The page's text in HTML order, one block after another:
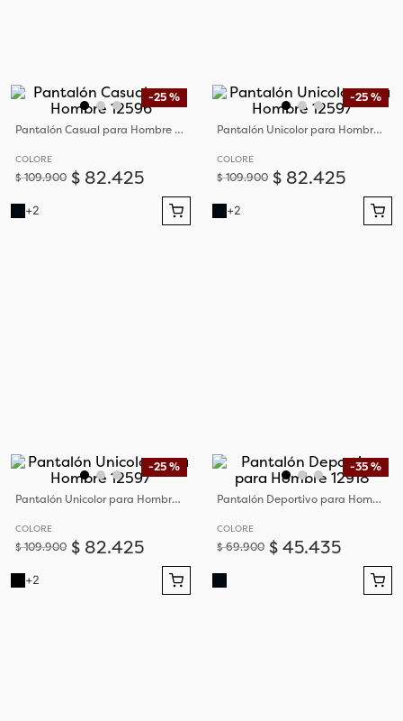
-25 %
Pantalón Casual para Hombre 12596
COLORE
$109.900 $ 82.425
+2
-25 %
Pantalón Unicolor para Hombre 12597
COLORE
$109.900 $ 82.425
+2
-25 %
Pantalón Unicolor para Hombre 12597
COLORE
$109.900 $ 82.425
+2
-35 %
Pantalón Deportivo para Hombre 12918
COLORE
$69.900 $ 45.435